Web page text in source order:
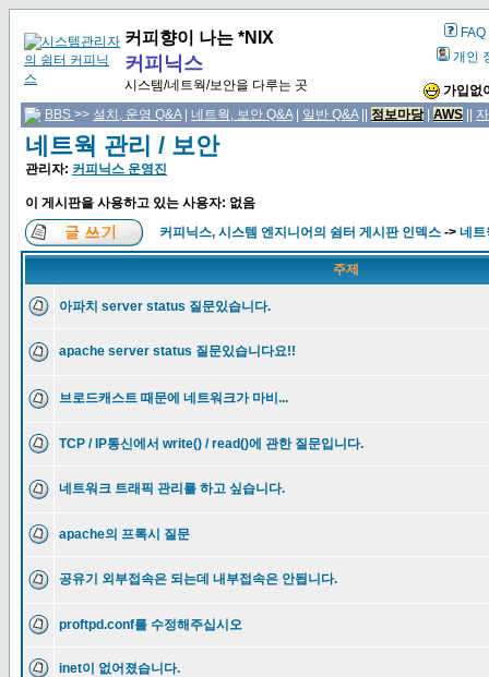
커피향이 나는 *NIX
커피닉스
시스템/네트웍/보안을 다루는 곳
FAQ
개인
가입없
BBS >> 설치, 운영 Q&A| 네트웍, 보안 Q&A| 일반 Q&A|| 정보마당| AWS
네트웍 관리 / 보안
관리자: 커피닉스 운영진
이 게시판을 사용하고 있는 사용자: 없음
커피닉스, 시스템 엔지니어의 쉼터 게시판 인덱스 -> 네트
주제
아파치 server status 질문있습니다.
apache server status 질문있습니다요!!
브로드캐스트 때문에 네트워크가 마비...
TCP / IP통신에서 write() / read()에 관한 질문입니다.
네트워크 트래픽 관리를 하고 싶습니다.
apache의 프록시 질문
공유기 외부접속은 되는데 내부접속은 안됩니다.
proftpd.conf를 수정해주십시오
inet이 없어졌습니다.